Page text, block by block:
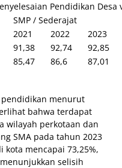
Pendidikan Desa
SMP / Sederajat
2021 2022
2023
91,38 92,74
92,85
85,47 86,6
87,01
pendidikan menurut
bahwa terdapat
wilayah perkotaan dan
SMA pada tahun 2023
mencapai 73,25%,
selisih